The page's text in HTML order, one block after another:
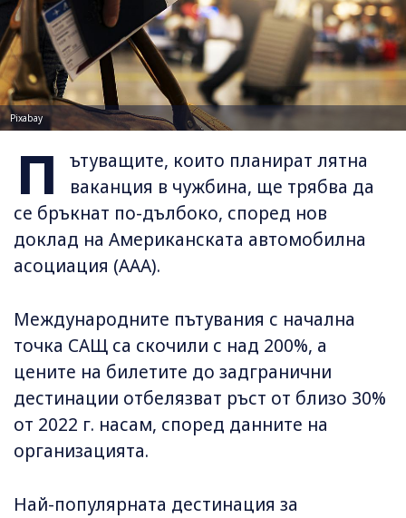
Pixabay
П
ътуващите, които планират лятна
ваканция в чужбина, ще трябва да
се бръкнат по-дълбоко, според нов
доклад на Американската автомобилна
асоциация (AAA).
Международните пътувания с начална
точка САЩ са скочили с над 200%, а
цените на билетите до задгранични
дестинации отбелязват ръст от близо 30%
от 2022 г. насам, според данните на
организацията.
Най-популярната дестинация за